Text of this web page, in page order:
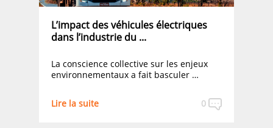
L’impact des véhicules électriques
dans l’industrie du ...
La conscience collective sur les enjeux
environnementaux a fait basculer …
0
Lire la suite